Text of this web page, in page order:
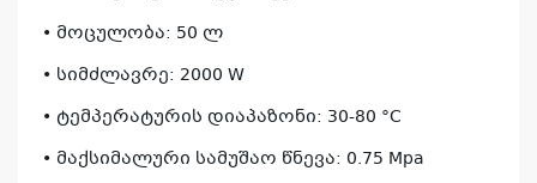
• მოცულობა: 50 ლ
• სიმძლავრე: 2000 W
• ტემპერატურის დიაპაზონი: 30-80 °C
• მაქსიმალური სამუშაო წნევა: 0.75 Mpa